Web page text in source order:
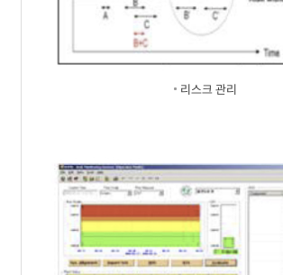
리스크 관리